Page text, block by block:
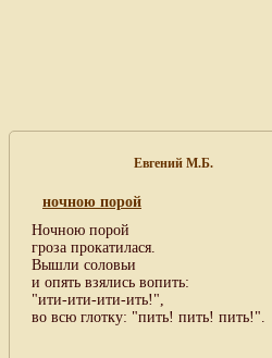
Евгений М.Б.
ночною порой
Ночною порой
гроза прокатилася.
Вышли соловьи
и опять взялись вопить:
"ити-ити-ити-ить!",
во всю глотку: "пить! пить! пить!".